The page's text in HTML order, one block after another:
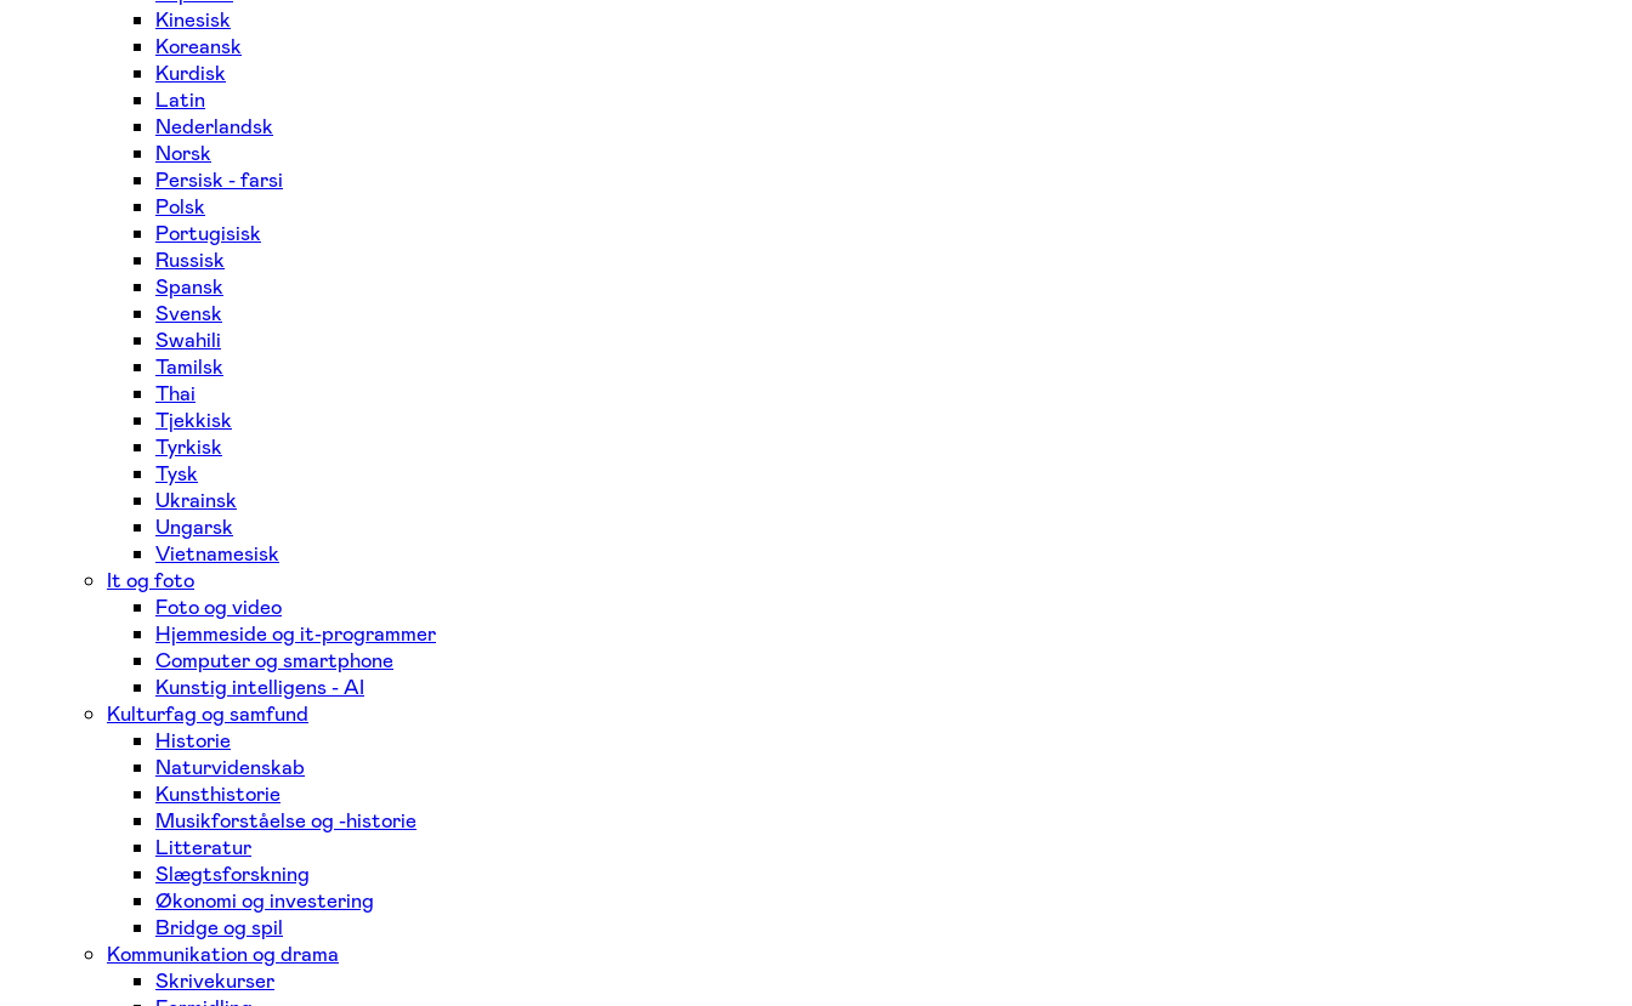
Kinesisk
Koreansk
Kurdisk
Latin
Nederlandsk
Norsk
Persisk - farsi
Polsk
Portugisisk
Russisk
Spansk
Svensk
Swahili
Tamilsk
Thai
Tjekkisk
Tyrkisk
Tysk
Ukrainsk
Ungarsk
Vietnamesisk
It og foto
Foto og video
Hjemmeside og it-programmer
Computer og smartphone
Kunstig intelligens - AI
Kulturfag og samfund
Historie
Naturvidenskab
Kunsthistorie
Musikforståelse og -historie
Litteratur
Slægtsforskning
Økonomi og investering
Bridge og spil
Kommunikation og drama
Skrivekurser